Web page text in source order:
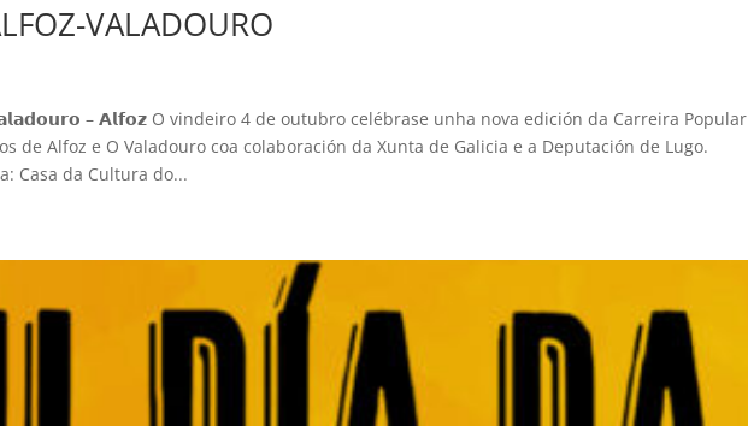
VALADOURO
– 𝗔𝗹𝗳𝗼𝘇 O vindeiro 4 de outubro celébrase unha nova edición da Carreira Popular
de Alfoz e O Valadouro coa colaboración da Xunta de Galicia e a Deputación de Lugo.
Casa da Cultura do...